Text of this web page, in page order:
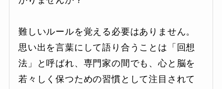
難しいルールを覚える必要はありません。
思い出を言葉にして語り合うことは「回想
法」と呼ばれ、専門家の間でも、心と脳を
若々しく保つための習慣として注目されて